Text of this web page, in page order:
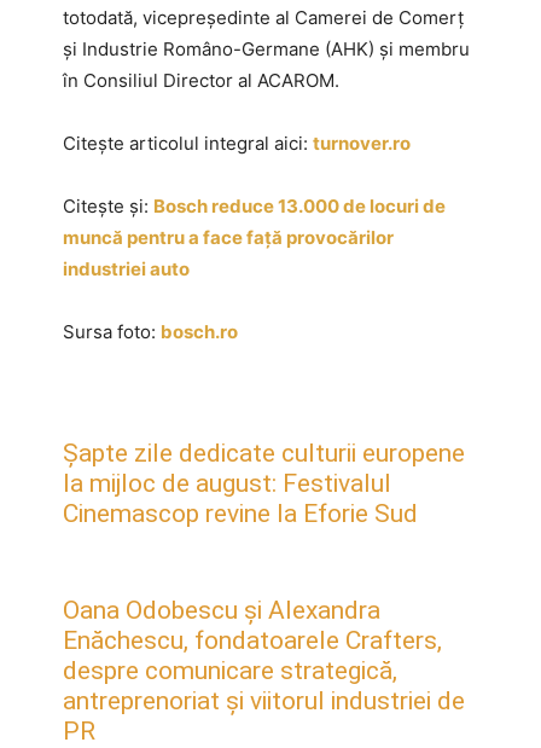
totodată, vicepreședinte al Camerei de Comerț
și Industrie Româno-Germane (AHK) și membru
în Consiliul Director al ACAROM.
Citește articolul integral aici: turnover.ro
Citește și: Bosch reduce 13.000 de locuri de
muncă pentru a face față provocărilor
industriei auto
Sursa foto: bosch.ro
Șapte zile dedicate culturii europene
la mijloc de august: Festivalul
Cinemascop revine la Eforie Sud
Oana Odobescu și Alexandra
Enăchescu, fondatoarele Crafters,
despre comunicare strategică,
antreprenoriat și viitorul industriei de
PR